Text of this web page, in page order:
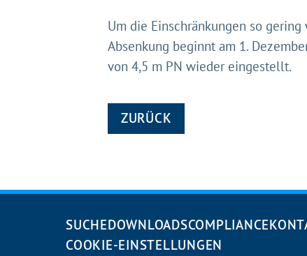
Um die Einschränkungen so
Absenkung beginnt am 1.
von 4,5 m PN wieder eingestellt.
ZURÜCK
Navigation
überspringen
SUCHEDOWNLOADSCOMPLIANCE
COOKIE-EINSTELLUNGEN